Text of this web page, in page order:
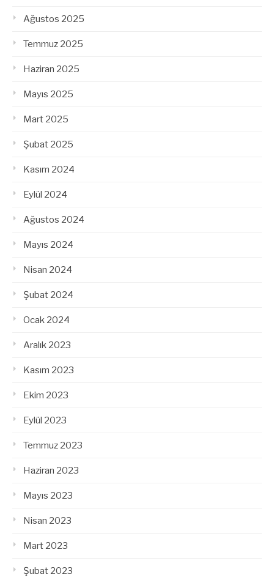
Ağustos 2025
Temmuz 2025
Haziran 2025
Mayıs 2025
Mart 2025
Şubat 2025
Kasım 2024
Eylül 2024
Ağustos 2024
Mayıs 2024
Nisan 2024
Şubat 2024
Ocak 2024
Aralık 2023
Kasım 2023
Ekim 2023
Eylül 2023
Temmuz 2023
Haziran 2023
Mayıs 2023
Nisan 2023
Mart 2023
Şubat 2023